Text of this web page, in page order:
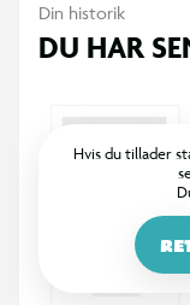
Din historik
DU HAR
Hvis du tillader